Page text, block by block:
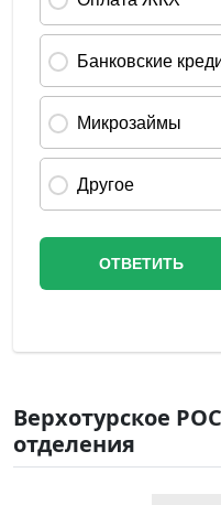
Верхотурское
отделения